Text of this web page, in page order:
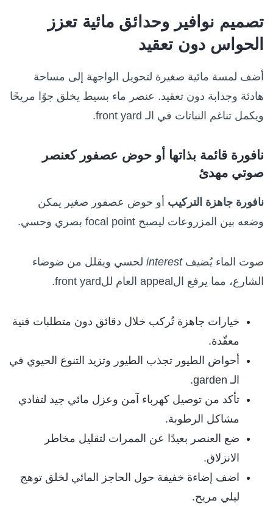
تصميم نوافير وحدائق مائية تعزز
الحواس دون تعقيد
أضف لمسة مائية صغيرة لتحويل الواجهة إلى مساحة
هادئة وجذابة دون تعقيد. عنصر ماء بسيط يخلق جوًا مريحًا
ويكمل تناغم النباتات في الـ front yard.
نافورة قائمة بذاتها أو حوض عصفور كعنصر
صوتي مهدئ
نافورة جاهزة التركيب أو حوض عصفور صغير يمكن
وضعه بين المزروعات ليصبح focal point بصري وحسي.
صوت الماء يُضيفinterest لحسي ويقلل من ضوضاء
الشارع، مما يرفع الappeal العام للfront yard.
خيارات جاهزة تُركب خلال دقائق دون متطلبات فنية
معقّدة.
أحواض الطيور تجذب الطيور وتزيد التنوع الحيوي في
الـ garden.
تأكد من توصيل كهرباء آمن وعزل مائي جيد لتفادي
مشاكل الرطوبة.
ضع العنصر بعيدًا عن الممرات لتقليل مخاطر
الانزلاق.
اضف إضاءة خفيفة حول الحاجز المائي لخلق توهج
ليلي مريح.